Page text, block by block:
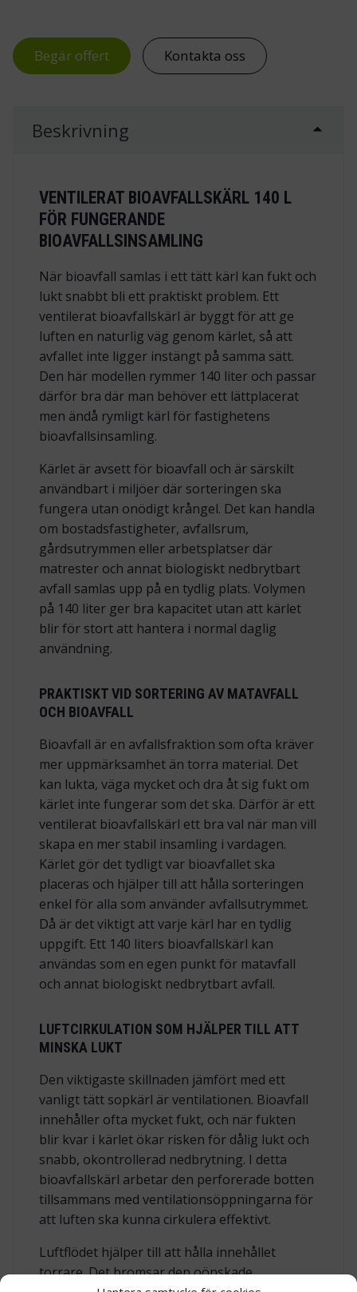
Begär offert Kontakta oss
Beskrivning
VENTILERAT BIOAVFALLSKÄRL 140 L
FÖR FUNGERANDE
BIOAVFALLSINSAMLING
När bioavfall samlas i ett tätt kärl kan fukt och
lukt snabbt bli ett praktiskt problem. Ett
ventilerat bioavfallskärl är byggt för att ge
luften en naturlig väg genom kärlet, så att
avfallet inte ligger instängt på samma sätt.
Den här modellen rymmer 140 liter och passar
därför bra där man behöver ett lättplacerat
men ändå rymligt kärl för fastighetens
bioavfallsinsamling.
Kärlet är avsett för bioavfall och är särskilt
användbart i miljöer där sorteringen ska
fungera utan onödigt krångel. Det kan handla
om bostadsfastigheter, avfallsrum,
gårdsutrymmen eller arbetsplatser där
matrester och annat biologiskt nedbrytbart
avfall samlas upp på en tydlig plats. Volymen
på 140 liter ger bra kapacitet utan att kärlet
blir för stort att hantera i normal daglig
användning.
PRAKTISKT VID SORTERING AV MATAVFALL
OCH BIOAVFALL
Bioavfall är en avfallsfraktion som ofta kräver
mer uppmärksamhet än torra material. Det
kan lukta, väga mycket och dra åt sig fukt om
kärlet inte fungerar som det ska. Därför är ett
ventilerat bioavfallskärl ett bra val när man vill
skapa en mer stabil insamling i vardagen.
Kärlet gör det tydligt var bioavfallet ska
placeras och hjälper till att hålla sorteringen
enkel för alla som använder avfallsutrymmet.
Då är det viktigt att varje kärl har en tydlig
uppgift. Ett 140 liters bioavfallskärl kan
användas som en egen punkt för matavfall
och annat biologiskt nedbrytbart avfall.
LUFTCIRKULATION SOM HJÄLPER TILL ATT
MINSKA LUKT
Den viktigaste skillnaden jämfört med ett
vanligt tätt sopkärl är ventilationen. Bioavfall
innehåller ofta mycket fukt, och när fukten
blir kvar i kärlet ökar risken för dålig lukt och
snabb, okontrollerad nedbrytning. I detta
bioavfallskärl arbetar den perforerade botten
tillsammans med ventilationsöppningarna för
att luften ska kunna cirkulera effektivt.
Luftflödet hjälper till att hålla innehållet
torrare. Det bromsar den oönskade